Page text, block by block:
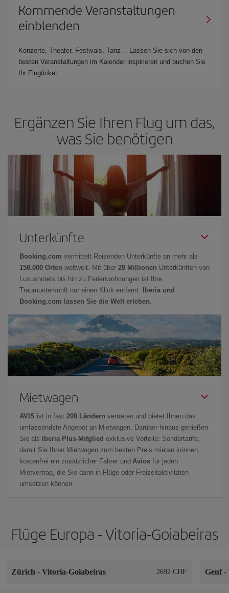
Kommende Veranstaltungen
einblenden
Konzerte, Theater, Festivals, Tanz… Lassen Sie sich von den
besten Veranstaltungen im Kalender inspirieren und buchen Sie
Ihr Flugticket.
Ergänzen Sie Ihren Flug um das,
was Sie benötigen
Unterkünfte
Booking.com vermittelt Reisenden Unterkünfte an mehr als
158.000 Orten weltweit. Mit über 28 Millionen Unterkünften von
Luxushotels bis hin zu Ferienwohnungen ist Ihre
Traumunterkunft nur einen Klick entfernt.
Iberia und
Booking.com lassen Sie die Welt erleben.
Mietwagen
AVIS ist in fast 200 Ländern vertreten und bietet Ihnen das
umfassendste Angebot an Mietwagen. Darüber hinaus genießen
Sie als
Iberia Plus-Mitglied exklusive Vorteile: Sondertarife,
damit Sie Ihren Mietwagen zum besten Preis mieten können,
kostenfrei ein zusätzlicher Fahrer und Avios für jeden
Mietvertrag, die Sie dann in Flüge oder Freizeitaktivitäten
umsetzen können.
Flüge Europa - Vitoria-Goiabeiras
Zürich - Vitoria-Goiabeiras 2692 CHF Genf-